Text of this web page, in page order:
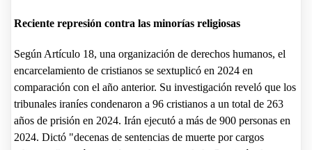
Reciente represión contra las minorías religiosas
Según Artículo 18, una organización de derechos humanos, el
encarcelamiento de cristianos se sextuplicó en 2024 en
comparación con el año anterior. Su investigación reveló que los
tribunales iraníes condenaron a 96 cristianos a un total de 263
años de prisión en 2024. Irán ejecutó a más de 900 personas en
2024. Dictó "decenas de sentencias de muerte por cargos